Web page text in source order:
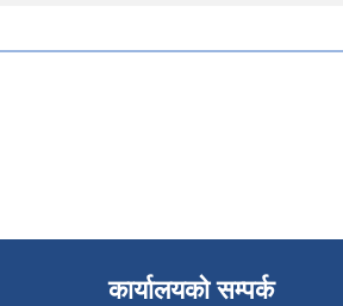
कार्यालयको सम्पर्क